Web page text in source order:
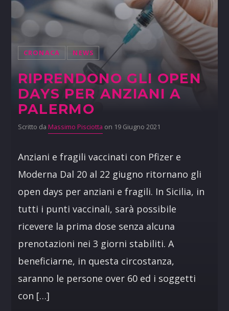
CRONACA NEWS
RIPRENDONO GLI OPEN
DAYS PER ANZIANI A
PALERMO
Scritto da Massimo Pisciotta on 19 Giugno 2021
Anziani e fragili vaccinati con Pfizer e
Moderna Dal 20 al 22 giugno ritornano gli
open days per anziani e fragili. In Sicilia, in
tutti i punti vaccinali, sarà possibile
ricevere la prima dose senza alcuna
prenotazioni nei 3 giorni stabiliti. A
beneficiarne, in questa circostanza,
saranno le persone over 60 ed i soggetti
con […]